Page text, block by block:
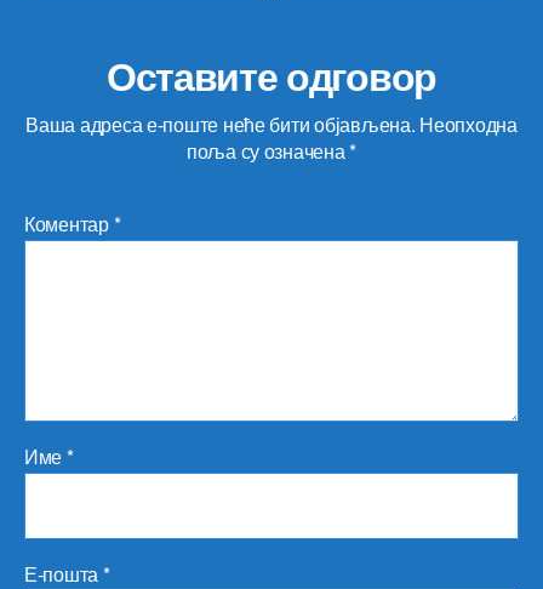
Оставите одговор
Ваша адреса е-поште неће бити објављена. Неопходна
поља су означена*
Коментар*
Име*
Е-пошта*